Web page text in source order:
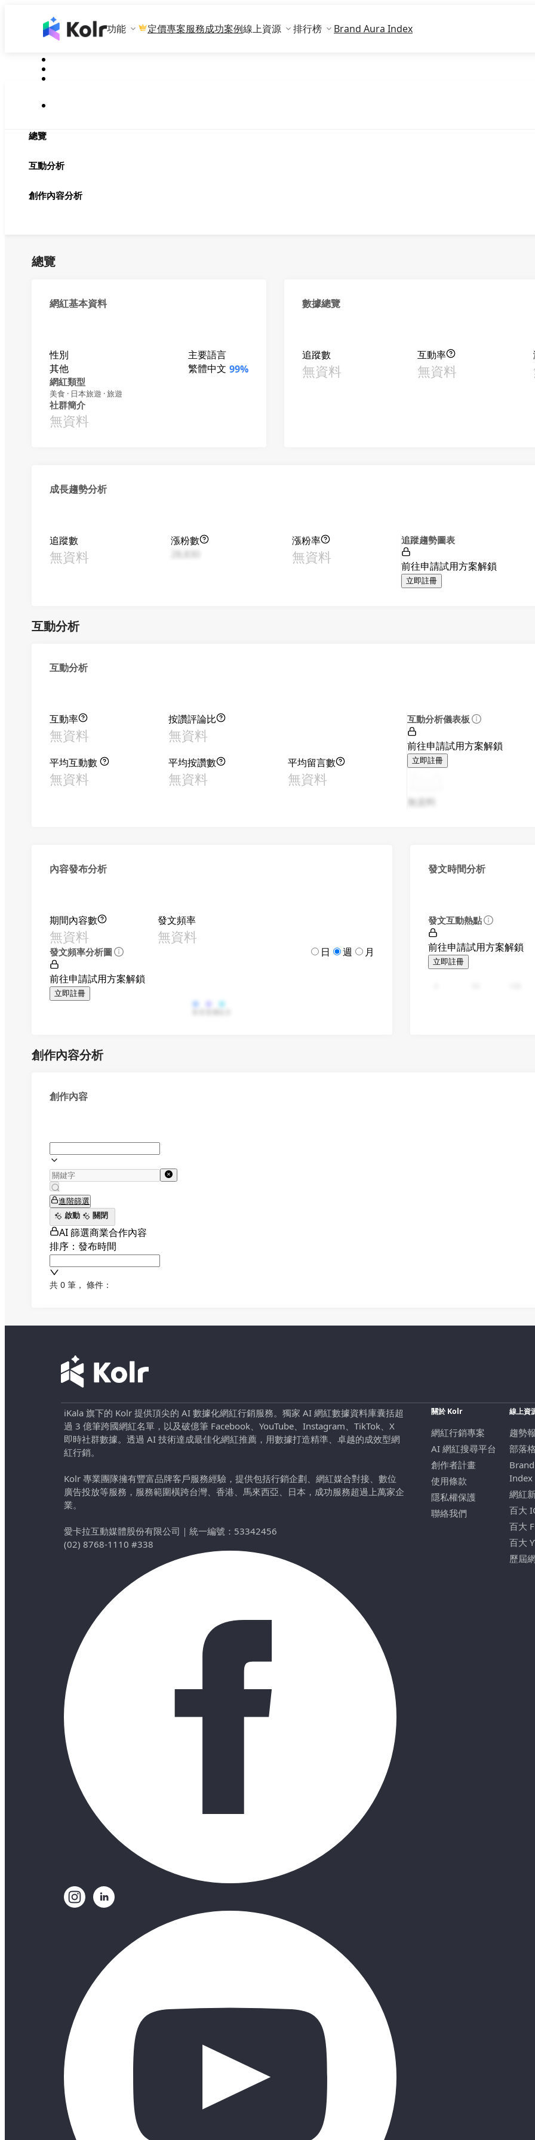
功能 定價專案服務成功案例線上資源 排行榜 Brand Aura Index
總覽
互動分析
創作內容分析
總覽
網紅基本資料
性別
其他
主要語言
繁體中文 99%
網紅類型
美食 · 日本旅遊 · 旅遊
社群簡介
無資料
數據總覽
追蹤數
無資料
互動率
無資料
成長趨勢分析
追蹤數
無資料
漲粉數
漲粉率
無資料
追蹤趨勢圖表
前往申請試用方案解鎖
立即註冊
互動分析
互動分析
互動率
無資料
按讚評論比
無資料
平均互動數
無資料
平均按讚數
無資料
平均留言數
無資料
互動分析儀表板
前往申請試用方案解鎖
立即註冊
無資料
內容發布分析
期間內容數
無資料
發文頻率
無資料
發文頻率分析圖 日 週 月
前往申請試用方案解鎖
立即註冊
發文時間分析
發文互動熱點
前往申請試用方案解鎖
立即註冊
創作內容分析
創作內容
進階篩選
啟動
關閉
AI 篩選商業合作內容
排序：發布時間
共 0 筆 ， 條件：
iKala 旗下的 Kolr 提供頂尖的 AI 數據化網紅行銷服務。獨家 AI 網紅數據資料庫囊括超
過 3 億筆跨國網紅名單，以及破億筆 Facebook、YouTube、Instagram、TikTok、X
即時社群數據。透過 AI 技術達成最佳化網紅推薦，用數據打造精準、卓越的成效型網
紅行銷。
Kolr 專業團隊擁有豐富品牌客戶服務經驗，提供包括行銷企劃、網紅媒合對接、數位
廣告投放等服務，服務範圍橫跨台灣、香港、馬來西亞、日本，成功服務超過上萬家企
業。
愛卡拉互動媒體股份有限公司 ｜ 統一編號：53342456
(02) 8768-1110 #338
關於 Kolr
網紅行銷專案
AI 網紅搜尋平台
創作者計畫
使用條款
隱私權保護
聯絡我們
線上資
趨勢
部落格
Index
網紅
百大
百大
百大
歷屆